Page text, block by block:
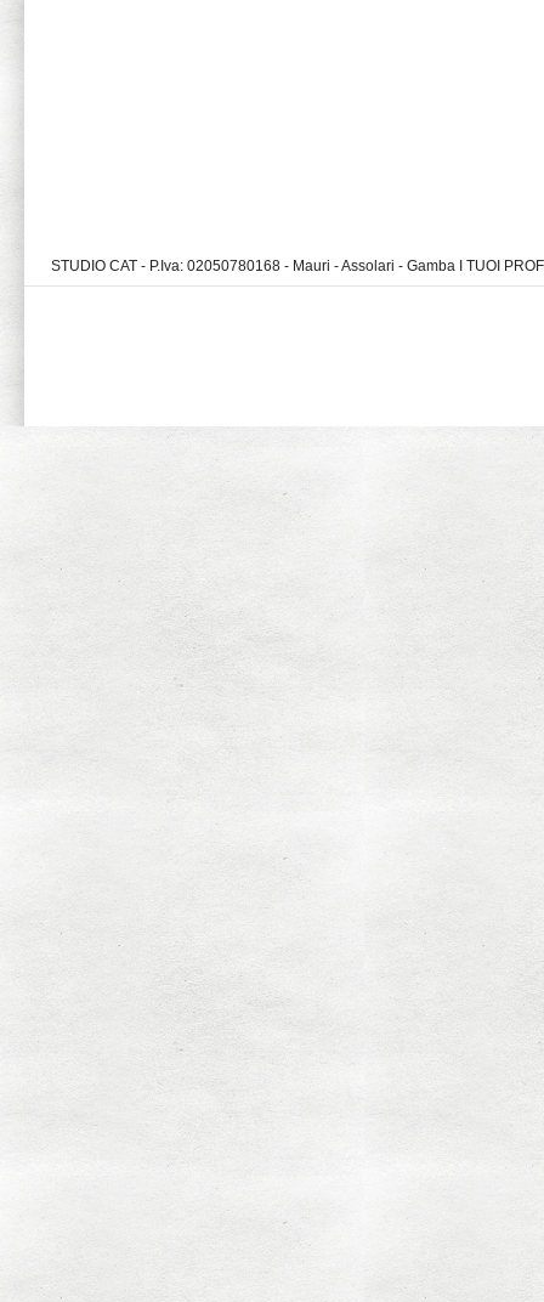
STUDIO CAT - P.Iva: 02050780168 - Mauri - Assolari - Gamba I TUOI